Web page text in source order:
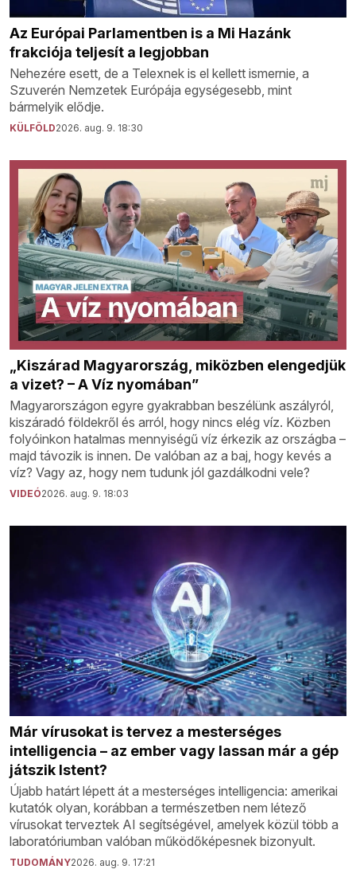
Az Európai Parlamentben is a Mi Hazánk
frakciója teljesít a legjobban
Nehezére esett, de a Telexnek is el kellett ismernie, a
Szuverén Nemzetek Európája egységesebb, mint
bármelyik elődje.
KÜLFÖLD2026. aug. 9. 18:30
„Kiszárad Magyarország, miközben elengedjük
a vizet? – A Víz nyomában”
Magyarországon egyre gyakrabban beszélünk aszályról,
kiszáradó földekről és arról, hogy nincs elég víz. Közben
folyóinkon hatalmas mennyiségű víz érkezik az országba –
majd távozik is innen. De valóban az a baj, hogy kevés a
víz? Vagy az, hogy nem tudunk jól gazdálkodni vele?
VIDEÓ2026. aug. 9. 18:03
Már vírusokat is tervez a mesterséges
intelligencia – az ember vagy lassan már a gép
játszik Istent?
Újabb határt lépett át a mesterséges intelligencia: amerikai
kutatók olyan, korábban a természetben nem létező
vírusokat terveztek AI segítségével, amelyek közül több a
laboratóriumban valóban működőképesnek bizonyult.
TUDOMÁNY2026. aug. 9. 17:21